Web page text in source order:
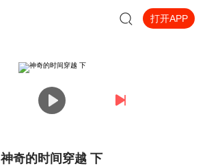
打开APP
神奇的时间穿越 下